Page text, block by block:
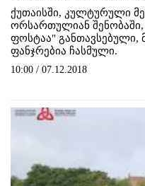
ქუთაისში, კულტურული
ორსართულიან
ფოსტაა" განთავსებული,
ფანჯრებია ჩასმული.
10:00 / 07.12.2018